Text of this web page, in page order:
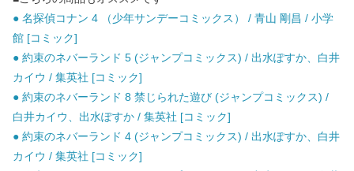
● 名探偵コナン 4 （少年サンデーコミックス） / 青山 剛昌 / 小学
館 [コミック]
● 約束のネバーランド 5 (ジャンプコミックス) / 出水ぽすか、白井
カイウ / 集英社 [コミック]
● 約束のネバーランド 8 禁じられた遊び (ジャンプコミックス) /
白井カイウ、出水ぽすか / 集英社 [コミック]
● 約束のネバーランド 4 (ジャンプコミックス) / 出水ぽすか、白井
カイウ / 集英社 [コミック]